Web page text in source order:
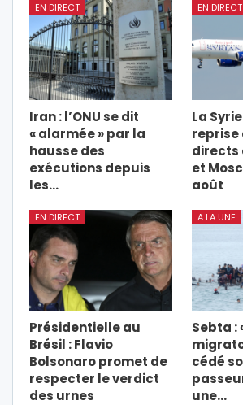
EN DIRECT
Iran : l’ONU se dit
« alarmée » par la
hausse des
exécutions depuis
les…
EN DIRECT
La
reprise
directs
et
août
EN DIRECT
Présidentielle au
Brésil : Flavio
Bolsonaro promet de
respecter le verdict
des urnes
A LA UNE
Sebta :
cédé
une…